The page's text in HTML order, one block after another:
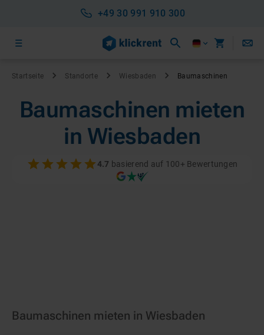
+49 30 991 910 300
Startseite Standorte Wiesbaden Baumaschinen
Baumaschinen mieten
in Wiesbaden
4.7 basierend auf 100+ Bewertungen
Baumaschinen mieten in Wiesbaden